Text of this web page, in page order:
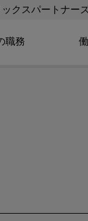
ックスパートナー
職務